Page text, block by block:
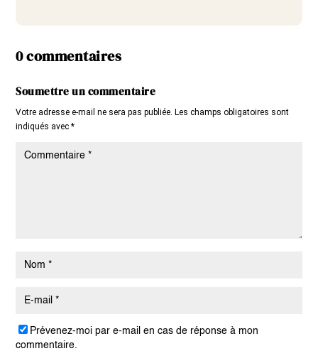
0 commentaires
Soumettre un commentaire
Votre adresse e-mail ne sera pas publiée. Les champs obligatoires sont
indiqués avec*
Prévenez-moi par e-mail en cas de réponse à mon
commentaire.